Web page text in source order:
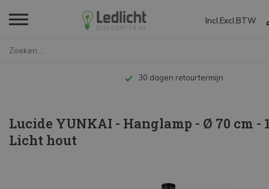
Incl. Excl. BTW
Tot 10 jaar garantie
Lucide YUNKAI - Hanglamp - Ø 70 cm -
Licht hout